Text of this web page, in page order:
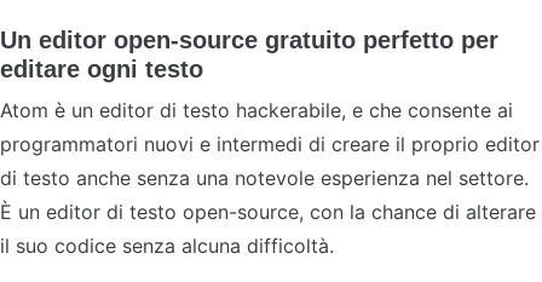
Un editor open-source gratuito perfetto per
editare ogni testo
Atom è un editor di testo hackerabile, e che consente ai
programmatori nuovi e intermedi di creare il proprio editor
di testo anche senza una notevole esperienza nel settore.
È un editor di testo open-source, con la chance di alterare
il suo codice senza alcuna difficoltà.